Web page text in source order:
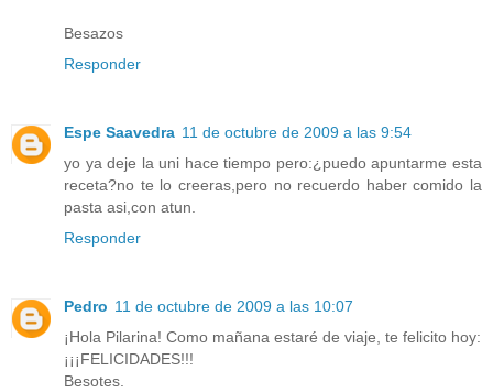
Besazos
Responder
Espe Saavedra 11 de octubre de 2009 a las 9:54
yo ya deje la uni hace tiempo pero:¿puedo apuntarme esta
receta?no te lo creeras,pero no recuerdo haber comido la
pasta asi,con atun.
Responder
Pedro 11 de octubre de 2009 a las 10:07
¡Hola Pilarina! Como mañana estaré de viaje, te felicito hoy:
¡¡¡FELICIDADES!!!
Besotes.